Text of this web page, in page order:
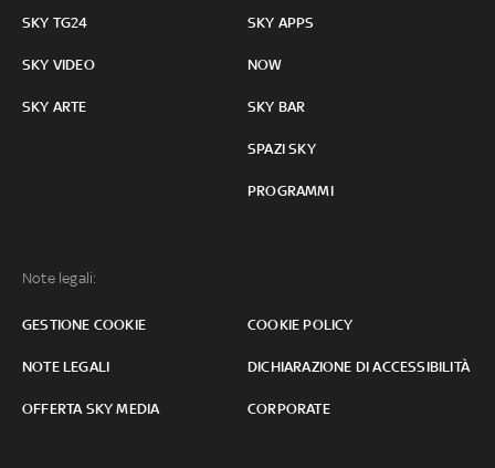
SKY TG24
SKY VIDEO
SKY ARTE
SKY APPS
NOW
SKY BAR
SPAZI SKY
PROGRAMMI
Note legali:
GESTIONE COOKIE COOKIE POLICY
NOTE LEGALI DICHIARAZIONE DI ACCESSIBILITÀ
OFFERTA SKY MEDIA CORPORATE